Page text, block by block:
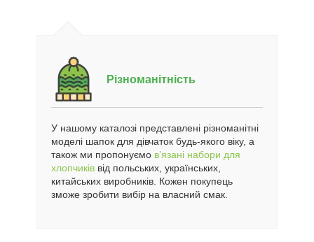
Різноманітність
У нашому каталозі представлені різноманітні
моделі шапок для дівчаток будь-якого віку, а
також ми пропонуємо в’язані набори для
хлопчиків від польських, українських,
китайських виробників. Кожен покупець
зможе зробити вибір на власний смак.